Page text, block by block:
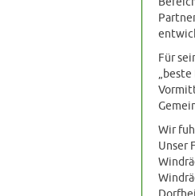
Für
„beste
Wir
Unser